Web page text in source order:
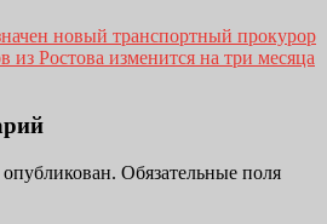
новый транспортный прокурор
из Ростова изменится на три месяца
Обязательные поля